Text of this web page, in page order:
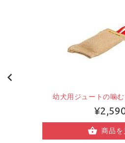
幼犬用ジュートの噛
商品を